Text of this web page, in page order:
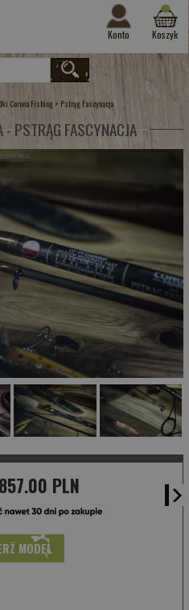
Konto Koszyk
Corona Fishing> Pstrąg Fascynacja
- PSTRĄG FASCYNACJA
PLN
MODEL